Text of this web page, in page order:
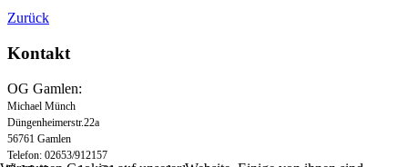
Zurück
Kontakt
OG Gamlen:
Michael Münch
Düngenheimerstr.22a
56761 Gamlen
Telefon: 02653/912157